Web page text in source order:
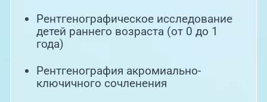
Рентгенографическое исследование
детей раннего возраста (от 0 до 1
года)
Рентгенография акромиально-
ключичного сочленения